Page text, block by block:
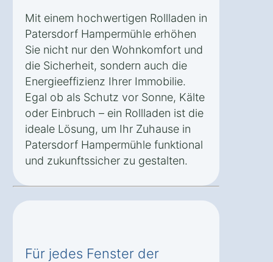
Mit einem hochwertigen Rollladen in
Patersdorf Hampermühle erhöhen
Sie nicht nur den Wohnkomfort und
die Sicherheit, sondern auch die
Energieeffizienz Ihrer Immobilie.
Egal ob als Schutz vor Sonne, Kälte
oder Einbruch – ein Rollladen ist die
ideale Lösung, um Ihr Zuhause in
Patersdorf Hampermühle funktional
und zukunftssicher zu gestalten.
Für jedes Fenster der